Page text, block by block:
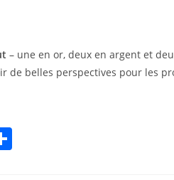
– une en or, deux en argent et
de belles perspectives pour les